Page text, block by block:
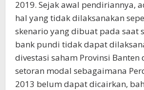
2019. Sejak awal pendiriannya,
hal yang tidak dilaksanakan
skenario yang dibuat pada saat
bank pundi tidak dapat
divestasi saham Provinsi Banten
setoran modal sebagaimana
2013 belum dapat dicairkan,